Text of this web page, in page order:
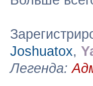
Joshuatox,
Легенда: